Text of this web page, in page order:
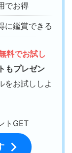
でお得
に鑑賞できる
料でお試し
もプレゼン
をお試ししよ
トGET